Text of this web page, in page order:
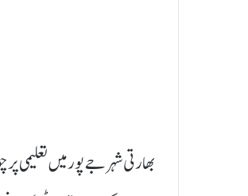
بھارتی شہر جے پور میں